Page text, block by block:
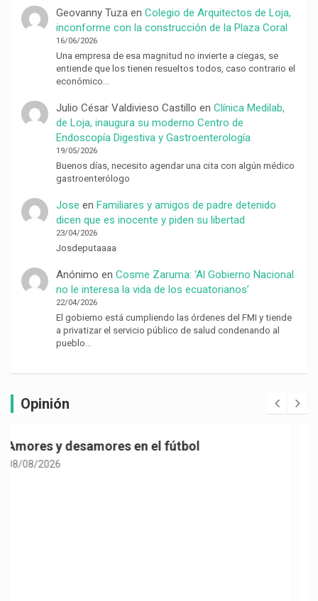
Geovanny Tuzaen Colegio de Arquitectos de Loja,
inconforme con la construcción de la Plaza Coral
16/06/2026
Una empresa de esa magnitud no invierte a ciegas, se
entiende que los tienen resueltos todos, caso contrario el
económico…
Julio César Valdivieso Castillo en Clínica Medilab,
de Loja, inaugura su moderno Centro de
Endoscopía Digestiva y Gastroenterología
19/05/2026
Buenos días, necesito agendar una cita con algún médico
gastroenterólogo
Jose en Familiares y amigos de padre detenido
dicen que es inocente y piden su libertad
23/04/2026
Josdeputaaaa
Anónimo en Cosme Zaruma: ‘Al Gobierno Nacional
no le interesa la vida de los ecuatorianos’
22/04/2026
El gobierno está cumpliendo las órdenes del FMI y tiende
a privatizar el servicio público de salud condenando al
pueblo…
Opinión